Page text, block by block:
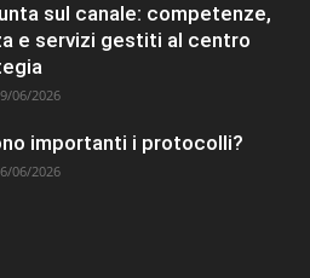
sul canale: competenze,
e servizi gestiti al centro
06/2026
importanti i protocolli?
06/2026